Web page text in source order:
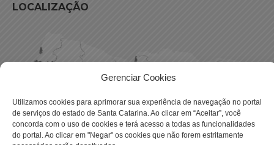
Gerenciar Cookies
Utilizamos cookies para aprimorar sua experiência de navegação no portal
de serviços do estado de Santa Catarina. Ao clicar em “Aceitar”, você
concorda com o uso de cookies e terá acesso a todas as funcionalidades
do portal. Ao clicar em "Negar" os cookies que não forem estritamente
LOCALIZAÇÃO